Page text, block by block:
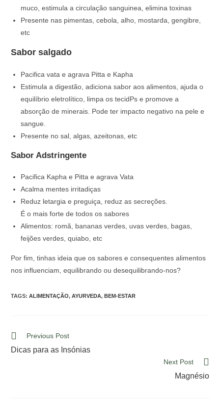
muco, estimula a circulação sanguinea, elimina toxinas
Presente nas pimentas, cebola, alho, mostarda, gengibre,
etc
Sabor salgado
Pacifica vata e agrava Pitta e Kapha
Estimula a digestão, adiciona sabor aos alimentos, ajuda o
equilíbrio eletrolítico, limpa os tecidPs e promove a
absorção de minerais. Pode ter impacto negativo na pele e
sangue.
Presente no sal, algas, azeitonas, etc
Sabor Adstringente
Pacifica Kapha e Pitta e agrava Vata
Acalma mentes irritadiças
Reduz letargia e preguiça, reduz as secreções.
É o mais forte de todos os sabores
Alimentos: romã, bananas verdes, uvas verdes, bagas,
feijões verdes, quiabo, etc
Por fim, tinhas ideia que os sabores e consequentes alimentos
nos influenciam, equilibrando ou desequilibrando-nos?
TAGS:ALIMENTAÇÃO, AYURVEDA, BEM-ESTAR
Previous Post
Dicas para as Insónias
Next Post
Magnésio